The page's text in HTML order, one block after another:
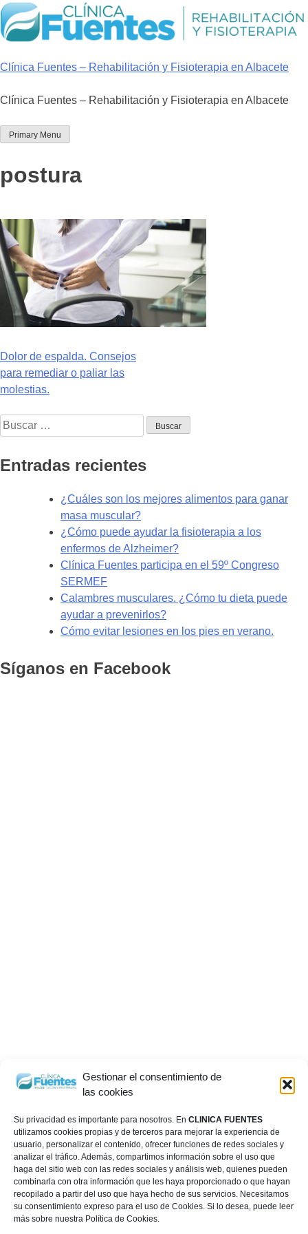
Gestionar el consentimiento de
las cookies
Su privacidad es importante para nosotros. En CLINICA FUENTES
utilizamos cookies propias y de terceros para mejorar la experiencia de
usuario, personalizar el contenido, ofrecer funciones de redes sociales y
analizar el tráfico. Además, compartimos información sobre el uso que
haga del sitio web con las redes sociales y análisis web, quienes pueden
combinarla con otra información que les haya proporcionado o que hayan
recopilado a partir del uso que haya hecho de sus servicios. Necesitamos
su consentimiento expreso para el uso de Cookies. Si lo desea, puede leer
más sobre nuestra Política de Cookies.
Skip
to
content
Clínica Fuentes – Rehabilitación y Fisioterapia en Albacete
Clínica Fuentes – Rehabilitación y Fisioterapia en Albacete
Primary Menu
postura
Navegación
de
Dolor de espalda. Consejos
para remediar o paliar las
molestias.
Buscar:
Entradas recientes
¿Cuáles son los mejores alimentos para ganar
masa muscular?
¿Cómo puede ayudar la fisioterapia a los
enfermos de Alzheimer?
Clínica Fuentes participa en el 59º Congreso
SERMEF
Calambres musculares. ¿Cómo tu dieta puede
ayudar a prevenirlos?
Cómo evitar lesiones en los pies en verano.
Síganos en Facebook